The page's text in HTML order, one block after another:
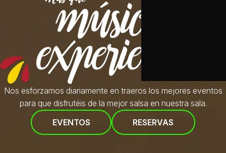
Nos esforzamos diariamente en traeros los mejores eventos
para que disfrutéis de la mejor salsa en nuestra sala.
EVENTOS
RESERVAS